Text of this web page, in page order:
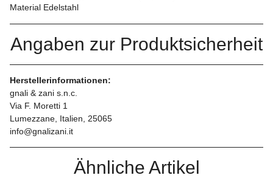
Material Edelstahl
Angaben zur Produktsicherheit
Herstellerinformationen:
gnali & zani s.n.c.
Via F. Moretti 1
Lumezzane, Italien, 25065
info@gnalizani.it
Ähnliche Artikel